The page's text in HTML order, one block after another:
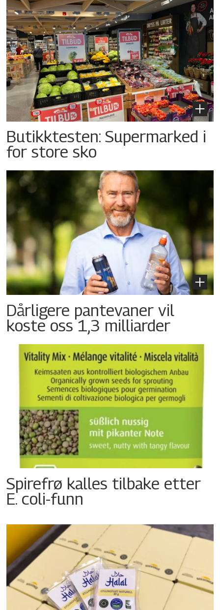
Butikktesten: Supermarked i
for store sko
Dårligere pantevaner vil
koste oss 1,3 milliarder
Spirefrø kalles tilbake etter
E. coli-funn